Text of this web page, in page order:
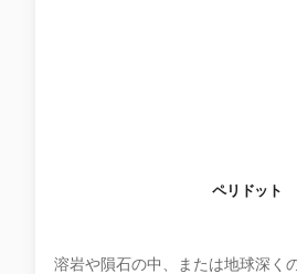
ペリドット
溶岩や隕石の中、または地球深く